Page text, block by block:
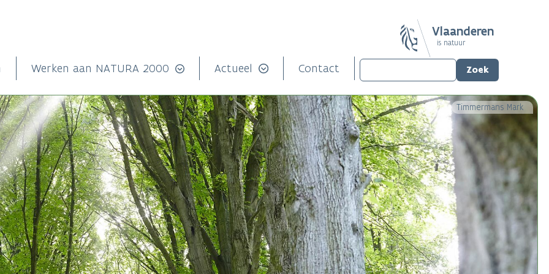
Vlaanderen
is natuur
Werken aan NATURA 2000 Actueel Contact
Timmermans Mark